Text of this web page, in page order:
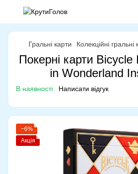
Гральні карти Колекційні гральні
Покерні карти
in Wonderland
В наявності Написати відгук
−6%
Акція